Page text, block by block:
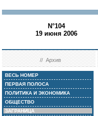
N°104
19 июня 2006
//Архив
ВЕСЬ НОМЕР
ПЕРВАЯ ПОЛОСА
ПОЛИТИКА И ЭКОНОМИКА
ОБЩЕСТВО
ЗАГРАНИЦА